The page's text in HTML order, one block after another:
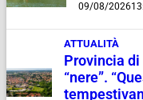
09/08/2026
ATTUALITÀ
Provincia
“nere”.